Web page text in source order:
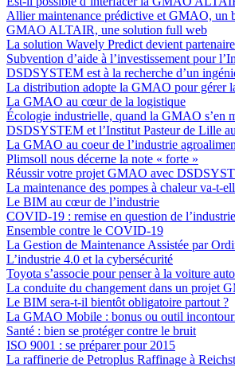
Allier maintenance prédictive et GMAO, un
GMAO ALTAIR, une solution full web
La solution Wavely Predict devient
Subvention d’aide à l’investissement pour
DSDSYSTEM est à la recherche d’un
La distribution adopte la GMAO pour gérer
La GMAO au cœur de la logistique
Écologie industrielle, quand la GMAO s’en
DSDSYSTEM et l’Institut Pasteur de Lille
La GMAO au coeur de l’industrie
Plimsoll nous décerne la note « forte »
Réussir votre projet GMAO avec
La maintenance des pompes à chaleur va-t-
Le BIM au cœur de l’industrie
COVID-19 : remise en question de
Ensemble contre le COVID-19
La Gestion de Maintenance Assistée par
L’industrie 4.0 et la cybersécurité
Toyota s’associe pour penser à la voiture
La conduite du changement dans un projet
Le BIM sera-t-il bientôt obligatoire partout ?
La GMAO Mobile : bonus ou outil
Santé : bien se protéger contre le bruit
ISO 9001 : se préparer pour 2015
La raffinerie de Petroplus Raffinage à